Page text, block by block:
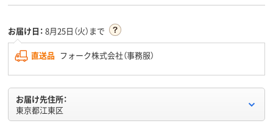
お届け日： 8月25日（火）まで
直送品 フォーク株式会社（事務服）
お届け先住所：
東京都江東区